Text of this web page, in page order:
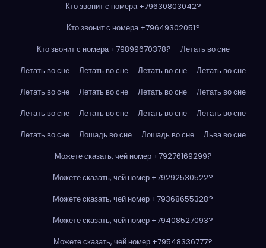
Кто звонит с номера +79630803042?
Кто звонит с номера +79649302051?
Кто звонит с номера +79899670378?
Летать во сне
Летать во сне
Летать во сне Летать во сне
Летать во сне
Летать во сне
Летать во сне Летать во сне
Летать во сне
Летать во сне
Летать во сне Летать во сне
Летать во сне
Летать во сне
Лошадь во сне Лошадь во сне
Льва во сне
Можете сказать, чей номер +79276169299?
Можете сказать, чей номер +79292530522?
Можете сказать, чей номер +79368655328?
Можете сказать, чей номер +79408527093?
Можете сказать, чей номер +79548336777?